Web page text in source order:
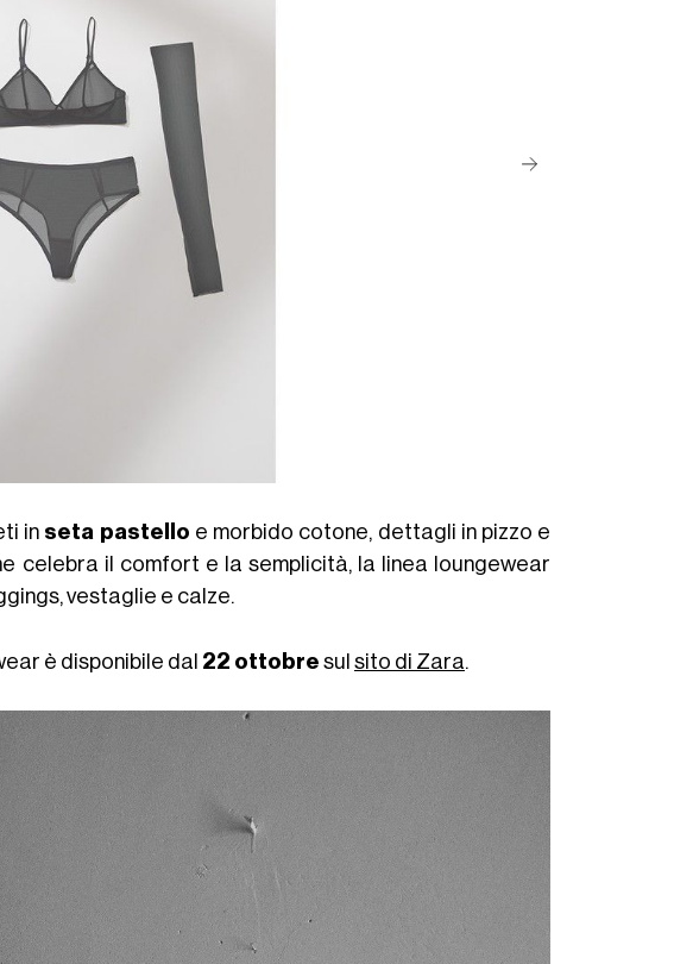
in seta pastello e morbido cotone, dettagli in pizzo e
celebra il comfort e la semplicità, la linea loungewear
vestaglie e calze.
è disponibile dal 22 ottobre sul sito di Zara